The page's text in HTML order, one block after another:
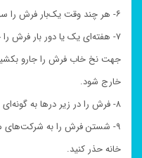
۶- هر چند وقت یک‌بار فرش را سر و ته کنید تا در معرض سایش قرار نگیرد.
۷- هفته‌ای یک یا دور بار فرش
جهت نخ خاب فرش را جارو
خارج شود.
۸- فرش را در زیر درها به گونه‌ای پهن کنید که در تماس مداوم با آن نباشد.
۹- شستن فرش را به شرکت‌های
خانه حذر کنید.